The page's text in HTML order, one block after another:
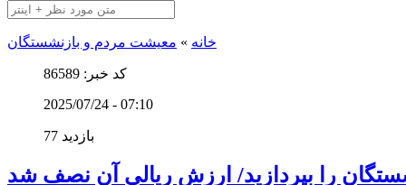
خانه » معیشت مردم و بازنشستگان
کد خبر: 86589
2025/07/24 - 07:10
77 بازدید
را بپردازید/ ارزش ریالی آن نصف شد